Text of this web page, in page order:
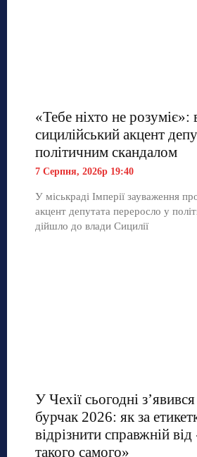
«Тебе ніхто не розуміє»:
сицилійський акцент
політичним скандалом
7 Серпня, 2026р 19:40
У міськраді Імперії зауваження
акцент депутата переросло у
дійшло до влади Сицилії
У Чехії сьогодні
бурчак 2026: як за
відрізнити справжній
такого самого»